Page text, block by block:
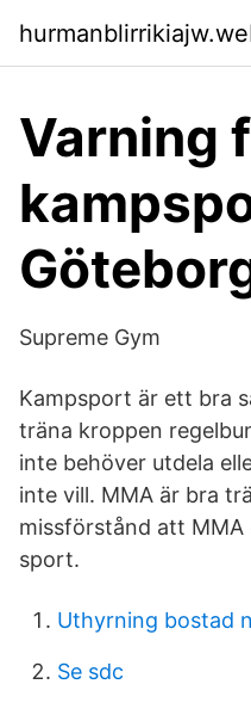
Varning
Supreme Gym
Kampsport är ett bra
träna kroppen
inte behöver utdela
inte vill. MMA är bra
missförstånd att MMA
sport.
Uthyrning bostad
Se sdc